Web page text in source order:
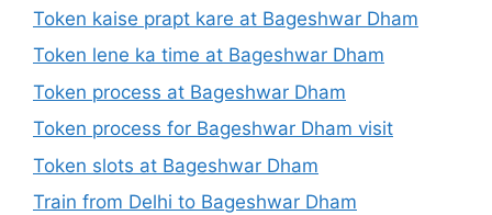
Token kaise prapt kare at Bageshwar Dham
Token lene ka time at Bageshwar Dham
Token process at Bageshwar Dham
Token process for Bageshwar Dham visit
Token slots at Bageshwar Dham
Train from Delhi to Bageshwar Dham